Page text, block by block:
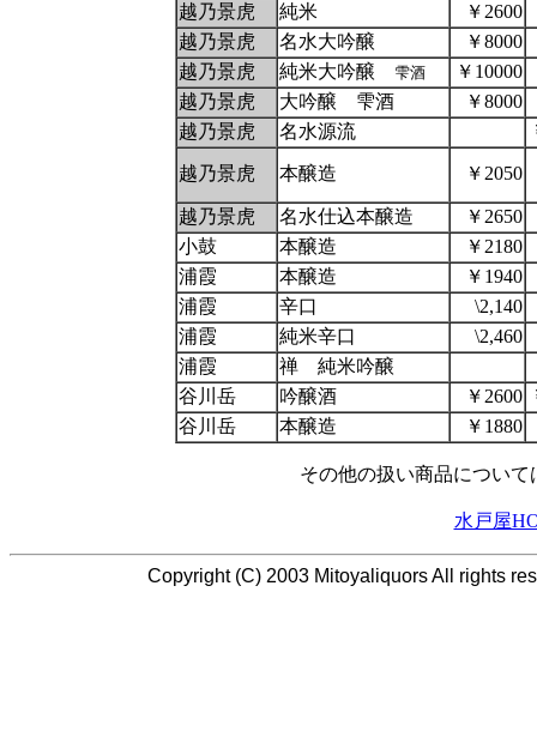
越乃景虎
純米
￥2600
越乃景虎
名水大吟醸
￥8000
越乃景虎
純米大吟醸 雫酒
￥10000
越乃景虎
大吟醸 雫酒
￥8000
越乃景虎
名水源流
越乃景虎 本醸造 ￥2050
越乃景虎 名水仕込本醸造
￥2650
小鼓
本醸造
￥2180
浦霞
本醸造
￥1940
浦霞
辛口
\2,140
浦霞
純米辛口
\2,460
浦霞
禅 純米吟醸
谷川岳
吟醸酒 ￥2600
谷川岳
本醸造 ￥1880
その他の扱い商品につい
水戸屋
Copyright (C) 2003 Mitoyaliquors All rights